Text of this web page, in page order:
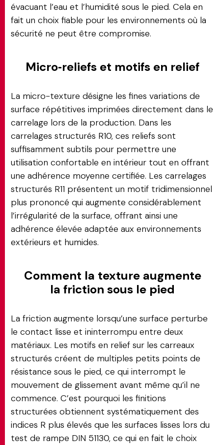
évacuant l’eau et l’humidité sous le pied. Cela en
fait un choix fiable pour les environnements où la
sécurité ne peut être compromise.
Micro‑reliefs et motifs en relief
La micro-texture désigne les fines variations de
surface répétitives imprimées directement dans le
carrelage lors de la production. Dans les
carrelages structurés R10, ces reliefs sont
suffisamment subtils pour permettre une
utilisation confortable en intérieur tout en offrant
une adhérence moyenne certifiée. Les carrelages
structurés R11 présentent un motif tridimensionnel
plus prononcé qui augmente considérablement
l’irrégularité de la surface, offrant ainsi une
adhérence élevée adaptée aux environnements
extérieurs et humides.
Comment la texture augmente
la friction sous le pied
La friction augmente lorsqu’une surface perturbe
le contact lisse et ininterrompu entre deux
matériaux. Les motifs en relief sur les carreaux
structurés créent de multiples petits points de
résistance sous le pied, ce qui interrompt le
mouvement de glissement avant même qu’il ne
commence. C’est pourquoi les finitions
structurées obtiennent systématiquement des
indices R plus élevés que les surfaces lisses lors du
test de rampe DIN 51130, ce qui en fait le choix